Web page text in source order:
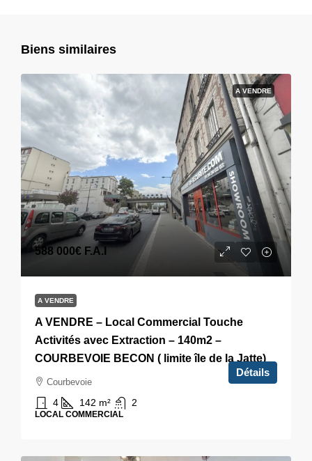
Biens similaires
A VENDRE
588 000€ F.A.I
A VENDRE
A VENDRE – Local Commercial Touche
Activités avec Extraction – 140m2 –
COURBEVOIE BECON ( limite île de la Jatte)
Courbevoie
4 142 m² 2
LOCAL COMMERCIAL
Détails